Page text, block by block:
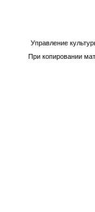
Управление
При копировании